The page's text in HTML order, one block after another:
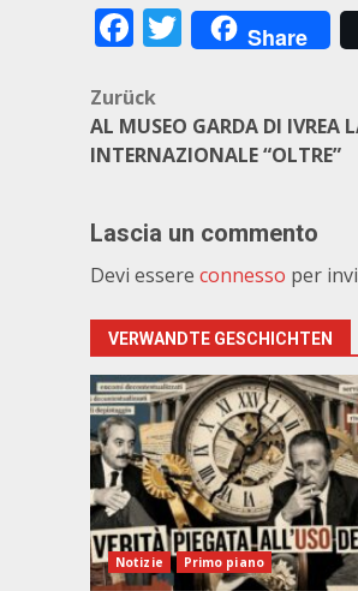
Facebook
Twitter
Share
Zurück
AL MUSEO GARDA DI IVREA
INTERNAZIONALE “OLTRE”
Lascia un commento
Devi essere connesso per
VERWANDTE GESCHICHTEN
Notizie Primo piano